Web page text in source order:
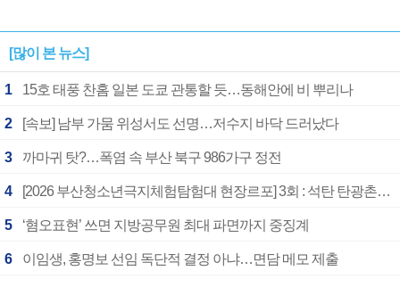
[많이 본 뉴스]
1 15호 태풍 찬홈 일본 도쿄 관통할 듯…동해안에 비 뿌리나
2 [속보] 남부 가뭄 위성서도 선명…저수지 바닥 드러났다
3 까마귀 탓?…폭염 속 부산 북구 986가구 정전
4 [2026 부산청소년극지체험탐험대 현장르포] 3회 : 석탄 탄광촌에서 북극 연구의 중심지로
5 ‘혐오표현’ 쓰면 지방공무원 최대 파면까지 중징계
6 이임생, 홍명보 선임 독단적 결정 아냐…면담 메모 제출